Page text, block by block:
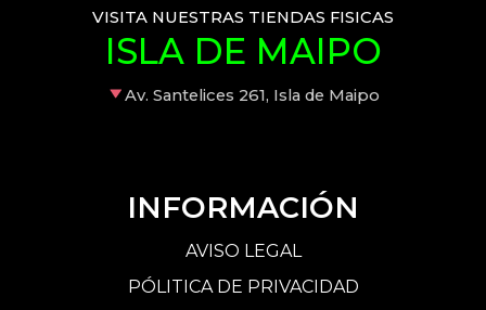
VISITA NUESTRAS TIENDAS FISICAS
ISLA DE MAIPO
Av. Santelices 261, Isla de Maipo
INFORMACIÓN
AVISO LEGAL
PÓLITICA DE PRIVACIDAD